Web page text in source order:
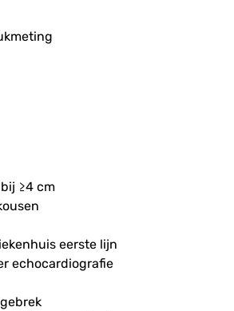
≥4 cm
eerste lijn
echocardiografie